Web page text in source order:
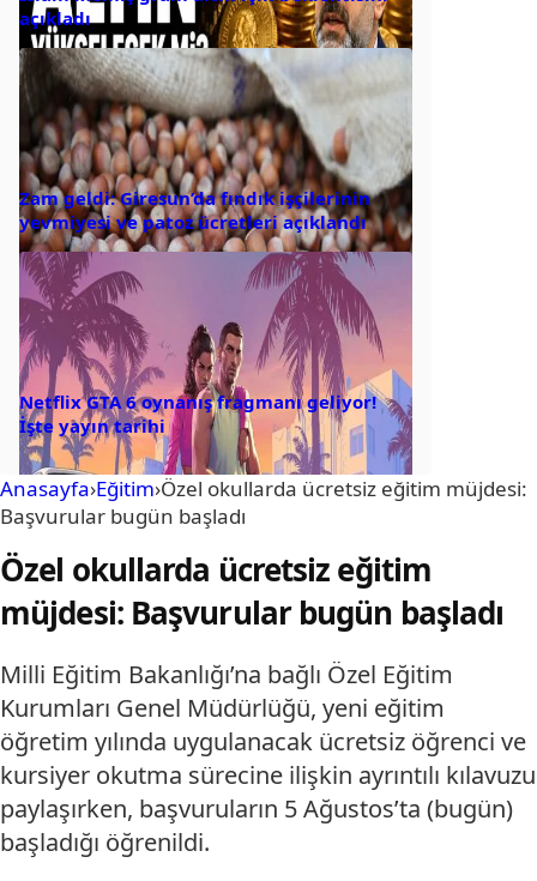
açıkladı
Zam geldi: Giresun’da fındık işçilerinin
yevmiyesi ve patoz ücretleri açıklandı
Netflix GTA 6 oynanış fragmanı geliyor!
İşte yayın tarihi
Anasayfa›Eğitim›Özel okullarda ücretsiz eğitim müjdesi:
Başvurular bugün başladı
Özel okullarda ücretsiz eğitim
müjdesi: Başvurular bugün başladı
Milli Eğitim Bakanlığı’na bağlı Özel Eğitim
Kurumları Genel Müdürlüğü, yeni eğitim
öğretim yılında uygulanacak ücretsiz öğrenci ve
kursiyer okutma sürecine ilişkin ayrıntılı kılavuzu
paylaşırken, başvuruların 5 Ağustos’ta (bugün)
başladığı öğrenildi.